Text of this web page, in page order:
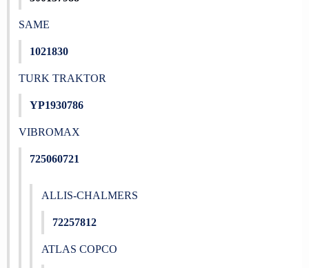
SAME
1021830
TURK TRAKTOR
YP1930786
VIBROMAX
725060721
ALLIS-CHALMERS
72257812
ATLAS COPCO